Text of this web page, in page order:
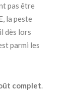
pas être
la peste
dès lors
parmi les
complet.